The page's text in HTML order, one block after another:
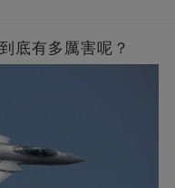
底有多厲害呢？